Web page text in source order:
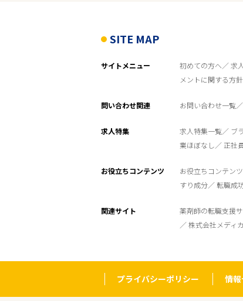
SITE MAP
サイトメニュー 初めての方へ 求
メントに関する方針
問い合わせ関連 お問い合わせ一覧
求人特集 求人特集一覧 ブ
業ほぼなし
正社
お役立ちコンテンツ お役立ちコンテンツ
すり成分
転職成
関連サイト 薬剤師の転職支援
株式会社メディ
プライバシーポリシー 情